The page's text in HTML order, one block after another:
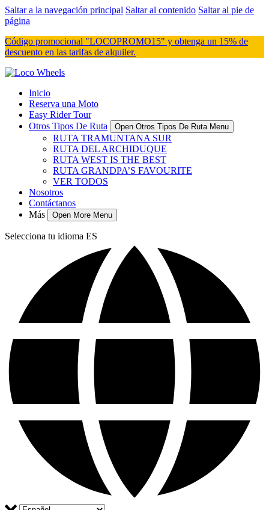
Saltar a la navegación principal Saltar al contenido Saltar al pie de
página
Código promocional "LOCOPROMO15" y obtenga un 15% de
descuento en las tarifas de alquiler.
Inicio
Reserva una Moto
Easy Rider Tour
Otros Tipos De Ruta
Open Otros Tipos De Ruta Menu
RUTA TRAMUNTANA SUR
RUTA DEL ARCHIDUQUE
RUTA WEST IS THE BEST
RUTA GRANDPA’S FAVOURITE
VER TODOS
Nosotros
Contáctanos
Más
Open More Menu
Selecciona tu idioma ES